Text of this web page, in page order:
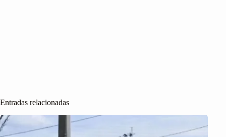
Entradas relacionadas